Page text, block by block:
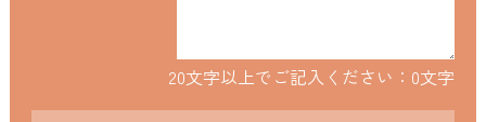
20文字以上でご記入ください： 0文字